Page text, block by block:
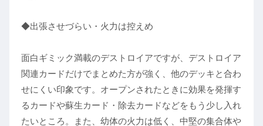
◆出張させづらい・火力は控えめ
面白ギミック満載のデストロイアですが、デストロイア
関連カードだけでまとめた方が強く、他のデッキと合わ
せにくい印象です。オープンされたときに効果を発揮す
るカードや蘇生カード・除去カードなどをもう少し入れ
たいところ。また、幼体の火力は低く、中堅の集合体や